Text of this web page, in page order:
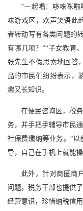
“一起唱：哆唻咪啦
味游戏区，欢声笑语此
者转动写有各类问题的
有哪几项？”“子女教育
张先生不假思索地回答
品的市民们纷纷表示，
趣又长知识。
在便民咨询区，税
务，并手把手辅导市民
社保费缴纳等业务。“
导，自己在手机上就能
此外，针对商圈商
问题，税务干部也提供
经营意识，珍惜纳税信用